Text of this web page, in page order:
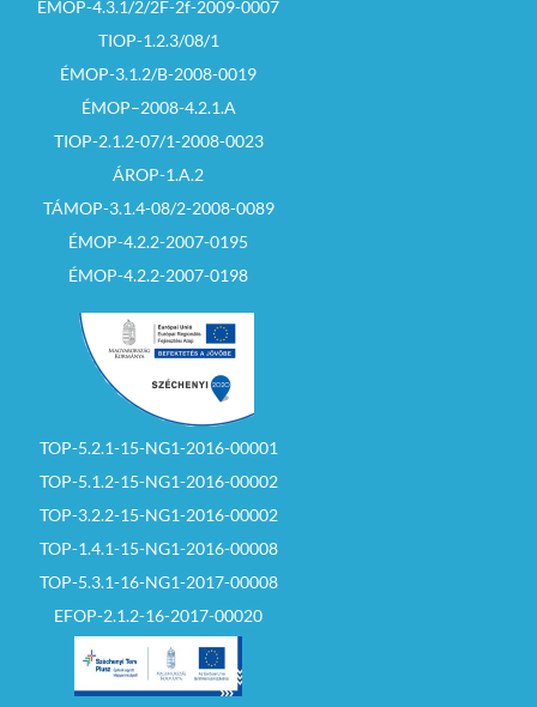
ÉMOP-4.3.1/2/2F-2f-2009-0007
TIOP-1.2.3/08/1
ÉMOP-3.1.2/B-2008-0019
ÉMOP–2008-4.2.1.A
TIOP-2.1.2-07/1-2008-0023
ÁROP-1.A.2
TÁMOP-3.1.4-08/2-2008-0089
ÉMOP-4.2.2-2007-0195
ÉMOP-4.2.2-2007-0198
TOP-5.2.1-15-NG1-2016-00001
TOP-5.1.2-15-NG1-2016-00002
TOP-3.2.2-15-NG1-2016-00002
TOP-1.4.1-15-NG1-2016-00008
TOP-5.3.1-16-NG1-2017-00008
EFOP-2.1.2-16-2017-00020